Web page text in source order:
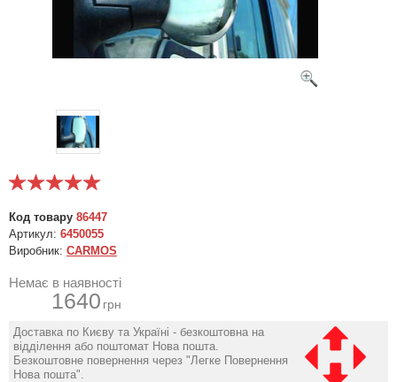
Код товару 86447
Артикул: 6450055
Виробник: CARMOS
Немає в наявності
1640 грн
Доставка по Києву та Україні - безкоштовна на
відділення або поштомат Нова пошта.
Безкоштовне повернення через "Легке Повернення
Нова пошта".